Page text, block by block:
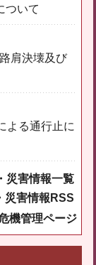
ついて
肩決壊及び
よる通行止に
災害情報一覧
災害情報RSS
機管理ページ